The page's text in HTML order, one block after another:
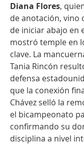
Diana Flores,
de anotación, vino
de iniciar abajo en
mostró temple en
clave. La
Tania Rincón
defensa
que la conexión
Chávez selló la
el bicampeonato
confirmando su
disciplina a nivel